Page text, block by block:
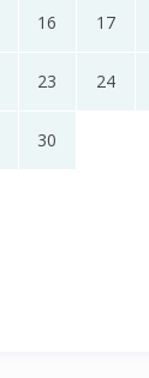
16 17
23 24
30